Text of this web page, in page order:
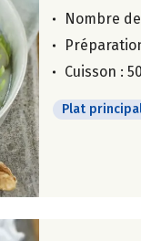
Nombre
Cuisson :
Plat